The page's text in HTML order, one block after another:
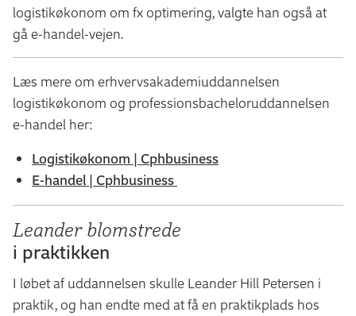
logistikøkonom om fx optimering, valgte han også at
gå e-handel-vejen.
Læs mere om erhvervsakademiuddannelsen
logistikøkonom og professionsbacheloruddannelsen
e-handel her:
Logistikøkonom | Cphbusiness
E-handel | Cphbusiness
Leander blomstrede
i praktikken
I løbet af uddannelsen skulle Leander Hill Petersen i
praktik, og han endte med at få en praktikplads hos